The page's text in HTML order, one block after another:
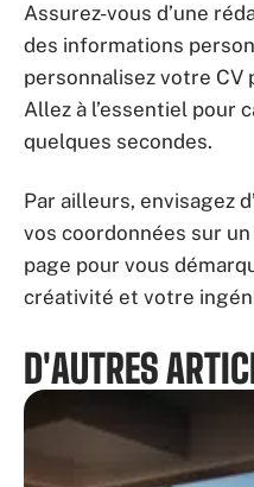
Assurez-vous d’une
des informations
personnalisez votre CV
Allez à l’essentiel pour
quelques secondes.
Par ailleurs, envisagez
vos coordonnées sur
page pour vous
créativité et votre
D'AUTRES